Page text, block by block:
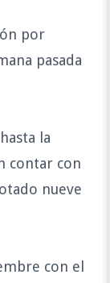
por
pasada
la
contar con
nueve
con el